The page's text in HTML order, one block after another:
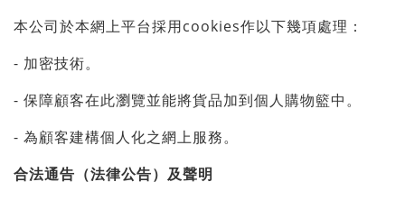
本公司於本網上平台採用cookies作以下幾項處理：
- 加密技術。
- 保障顧客在此瀏覽並能將貨品加到個人購物籃中。
- 為顧客建構個人化之網上服務。
合法通告（法律公告）及聲明